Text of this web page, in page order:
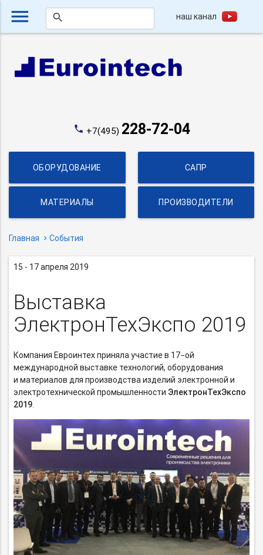
menu search наш канал
phone +7(495) 228-72-04
ОБОРУДОВАНИЕ САПР
МАТЕРИАЛЫ ПРОИЗВОДИТЕЛИ
Главная События
15 - 17 апреля 2019
Выставка
ЭлектронТехЭкспо 2019
Компания Евроинтех приняла участие в 17−ой
международной выставке технологий, оборудования
и материалов для производства изделий электронной и
электротехнической промышленности ЭлектронТехЭкспо
2019.